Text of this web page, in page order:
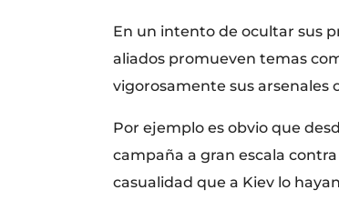
En un intento de ocultar sus
aliados promueven temas
vigorosamente sus arsenales
Por ejemplo es obvio que
campaña a gran escala
casualidad que a Kiev lo